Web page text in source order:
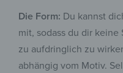
Die Form: Du kannst
mit, sodass du dir
zu aufdringlich zu
abhängig vom Motiv.